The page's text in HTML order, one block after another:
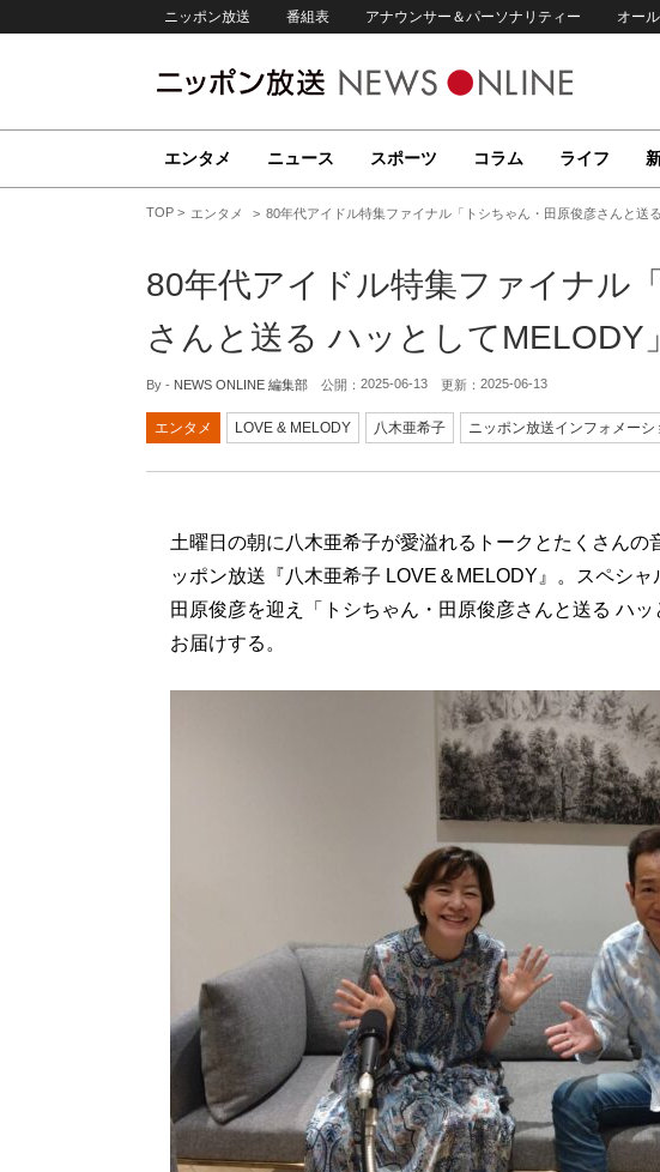
ニッポン放送 番組表 アナウンサー＆パーソナリティー オー
エンタメ ニュース スポーツ コラム ライフ
TOP エンタメ 80年代アイドル特集ファイナル「トシちゃん・田原俊彦さんと送
80年代アイドル特集ファイナル
さんと送る ハッとしてMELODY」
By - NEWS ONLINE 編集部 公開： 2025-06-13 更新： 2025-06-13
エンタメ LOVE & MELODY 八木亜希子 ニッポン放送インフォメーシ
土曜日の朝に八木亜希子が愛溢れるトークとたくさんの
ッポン放送『八木亜希子 LOVE＆MELODY』。スペシ
田原俊彦を迎え「トシちゃん・田原俊彦さんと送る ハ
お届けする。